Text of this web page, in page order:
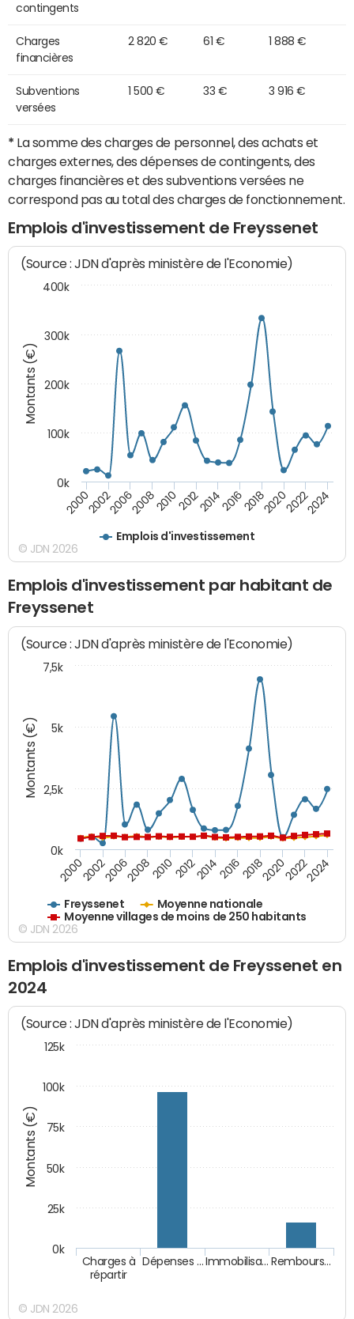
contingents
Charges
financières
2 820 € 61 € 1 888 €
Subventions
versées
1 500 € 33 € 3 916 €
* La somme des charges de personnel, des achats et
charges externes, des dépenses de contingents, des
charges financières et des subventions versées ne
correspond pas au total des charges de fonctionnement.
Emplois d'investissement de Freyssenet
Montants (€)
(Source : JDN d'après ministère de l'Economie)
Emplois d'investissement
200020022006200820102012201420162018202020222024
0k
100k
200k
300k
400k
© JDN 2026
Emplois d'investissement par habitant de
Freyssenet
Montants (€)
(Source : JDN d'après ministère de l'Economie)
Freyssenet
Moyenne nationale
Moyenne villages de moins de 250 habitants
200020022006200820102012201420162018202020222024
0k
2,5k
5k
7,5k
© JDN 2026
Emplois d'investissement de Freyssenet en
2024
Montants (€)
(Source : JDN d'après ministère de l'Economie)
Charges à
répartir
Dépenses … Immobilisa… Rembours…
0k
25k
50k
75k
100k
125k
© JDN 2026